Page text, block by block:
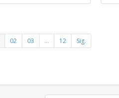
02 03 ... 12 Sig.